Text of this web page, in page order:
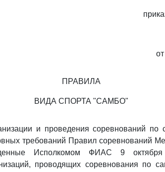
ПРАВИЛА
ВИДА СПОРТА "САМБО"
и проведения соревнований
требований Правил соревнований
Исполкомом ФИАС 9 октября
проводящих соревнования по